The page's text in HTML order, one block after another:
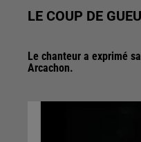
LE COUP DE
Le chanteur a exprimé
Arcachon.